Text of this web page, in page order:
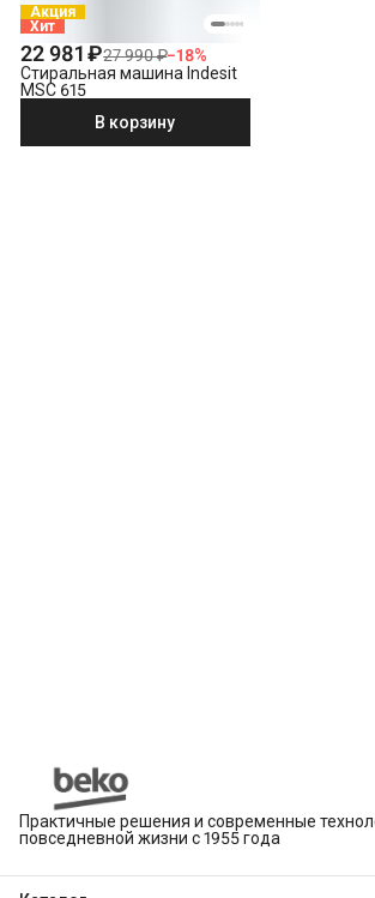
Акция
Хит
22 981 ₽27 990 ₽−18%
Стиральная машина Indesit
MSC 615
В корзину
Практичные решения и современные
повседневной жизни с 1955 года